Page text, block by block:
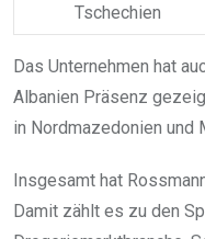
Tschechien
Das Unternehmen hat
Albanien Präsenz
in Nordmazedonien und
Insgesamt hat
Damit zählt es zu den